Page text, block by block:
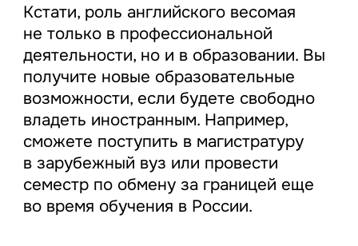
Кстати, роль английского весомая
не только в профессиональной
деятельности, но и в образовании. Вы
получите новые образовательные
возможности, если будете свободно
владеть иностранным. Например,
сможете поступить в магистратуру
в зарубежный вуз или провести
семестр по обмену за границей еще
во время обучения в России.